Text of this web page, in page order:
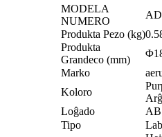
MODELA
NUMERO
Produkta Pezo (kg)
Produkta
Grandeco (mm)
Marko
Koloro
Loĝado
Tipo